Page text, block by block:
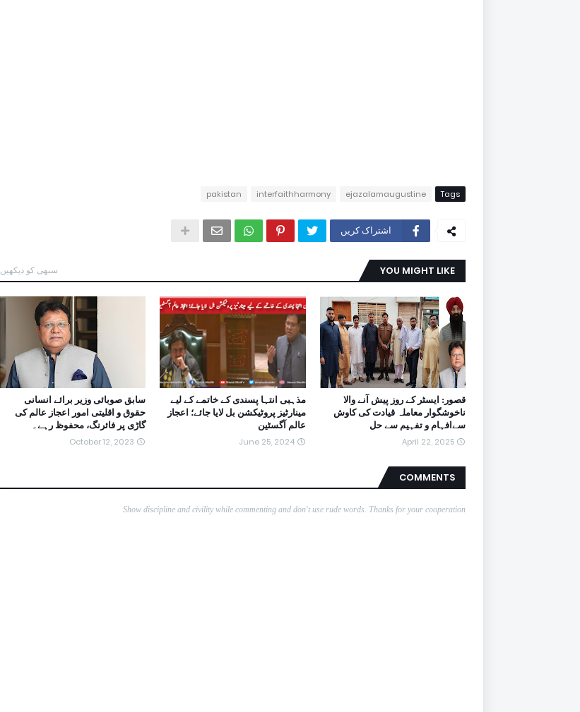
Tags
ejazalamaugustine
interfaithharmony
pakistan
اشتراک کریں
YOU MIGHT LIKE سبھی کو دیکھیں
قصور: ایسٹر کے روز پیش آنے والا
ناخوشگوار معاملہ قیادت کی کاوش
سےافہام و تفہیم سے حل
April 22, 2025
مذہبی انتہا پسندی کے خاتمے کے لیے
مینارٹیز پروٹیکشن بل لایا جائے؛ اعجاز
عالم آگسٹین
June 25, 2024
سابق صوبائی وزیر برائے انسانی
حقوق و اقلیتی امور اعجاز عالم کی
گاڑی پر فائرنگ، محفوظ رہے۔
October 12, 2023
COMMENTS
Show discipline and civility while commenting and don't use rude words. Thanks for your cooperation